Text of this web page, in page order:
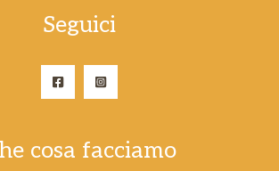
Seguici
cosa facciamo